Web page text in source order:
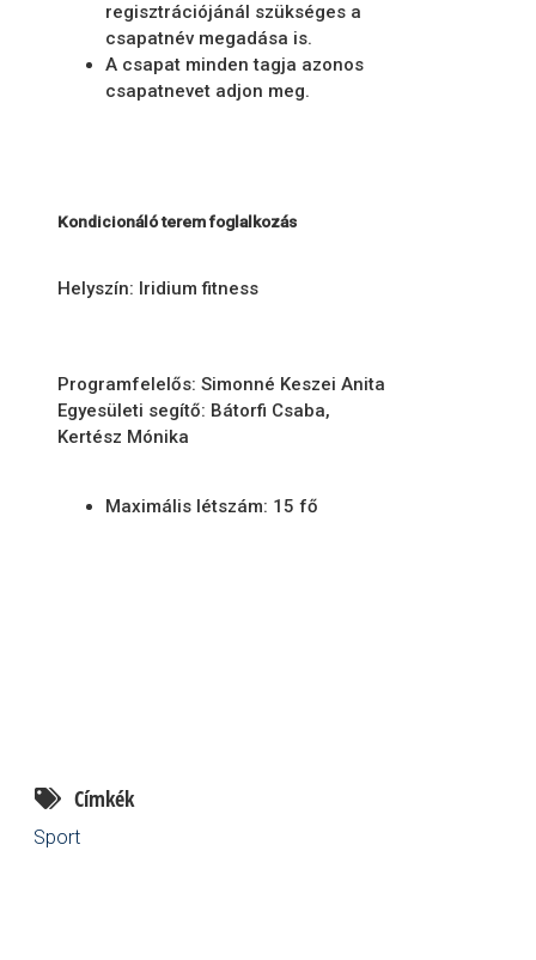
regisztrációjánál szükséges a
csapatnév megadása is.
A csapat minden tagja azonos
csapatnevet adjon meg.
Kondicionáló terem foglalkozás
Helyszín: Iridium fitness
Programfelelős: Simonné Keszei Anita
Egyesületi segítő: Bátorfi Csaba,
Kertész Mónika
Maximális létszám: 15 fő
Címkék
Sport